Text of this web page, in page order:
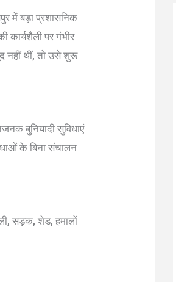
में बड़ा प्रशासनिक
कार्यशैली पर गंभीर
नहीं थीं, तो उसे शुरू
बुनियादी सुविधाएं
के बिना संचालन
सड़क, शेड, हमालों